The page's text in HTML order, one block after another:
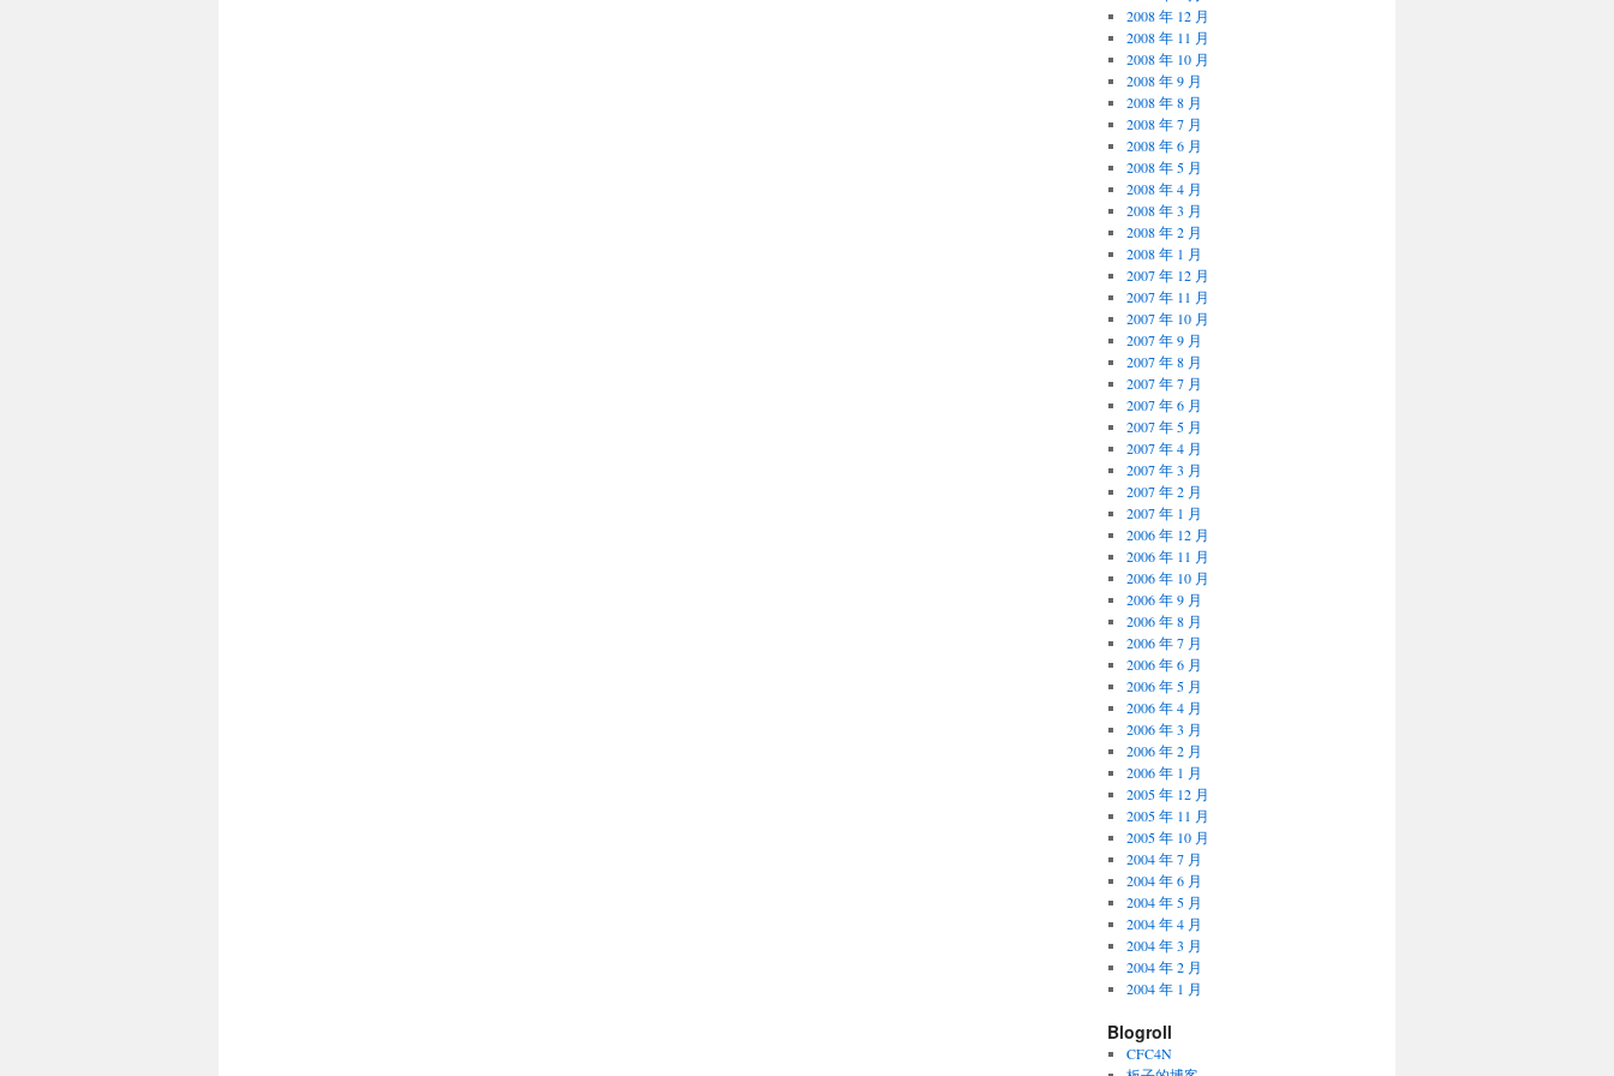
2008 年 12 月
2008 年 11 月
2008 年 10 月
2008 年 9 月
2008 年 8 月
2008 年 7 月
2008 年 6 月
2008 年 5 月
2008 年 4 月
2008 年 3 月
2008 年 2 月
2008 年 1 月
2007 年 12 月
2007 年 11 月
2007 年 10 月
2007 年 9 月
2007 年 8 月
2007 年 7 月
2007 年 6 月
2007 年 5 月
2007 年 4 月
2007 年 3 月
2007 年 2 月
2007 年 1 月
2006 年 12 月
2006 年 11 月
2006 年 10 月
2006 年 9 月
2006 年 8 月
2006 年 7 月
2006 年 6 月
2006 年 5 月
2006 年 4 月
2006 年 3 月
2006 年 2 月
2006 年 1 月
2005 年 12 月
2005 年 11 月
2005 年 10 月
2004 年 7 月
2004 年 6 月
2004 年 5 月
2004 年 4 月
2004 年 3 月
2004 年 2 月
2004 年 1 月
Blogroll
CFC4N